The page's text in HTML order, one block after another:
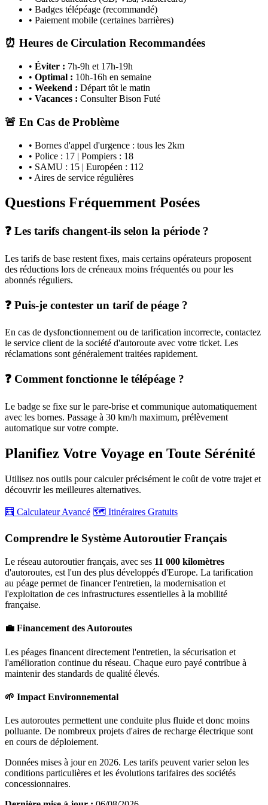
• Badges télépéage (recommandé)
• Paiement mobile (certaines barrières)
⏰ Heures de Circulation Recommandées
• Éviter : 7h-9h et 17h-19h
• Optimal : 10h-16h en semaine
• Weekend : Départ tôt le matin
• Vacances : Consulter Bison Futé
🚨 En Cas de Problème
• Bornes d'appel d'urgence : tous les 2km
• Police : 17 | Pompiers : 18
• SAMU : 15 | Européen : 112
• Aires de service régulières
Questions Fréquemment Posées
❓ Les tarifs changent-ils selon la période ?
Les tarifs de base restent fixes, mais certains opérateurs proposent
des réductions lors de créneaux moins fréquentés ou pour les
abonnés réguliers.
❓ Puis-je contester un tarif de péage ?
En cas de dysfonctionnement ou de tarification incorrecte, contactez
le service client de la société d'autoroute avec votre ticket. Les
réclamations sont généralement traitées rapidement.
❓ Comment fonctionne le télépéage ?
Le badge se fixe sur le pare-brise et communique automatiquement
avec les bornes. Passage à 30 km/h maximum, prélèvement
automatique sur votre compte.
Planifiez Votre Voyage en Toute Sérénité
Utilisez nos outils pour calculer précisément le coût de votre trajet et
découvrir les meilleures alternatives.
🧮 Calculateur Avancé 🗺️ Itinéraires Gratuits
Comprendre le Système Autoroutier Français
Le réseau autoroutier français, avec ses 11 000 kilomètres
d'autoroutes, est l'un des plus développés d'Europe. La tarification
au péage permet de financer l'entretien, la modernisation et
l'exploitation de ces infrastructures essentielles à la mobilité
française.
💼 Financement des Autoroutes
Les péages financent directement l'entretien, la sécurisation et
l'amélioration continue du réseau. Chaque euro payé contribue à
maintenir des standards de qualité élevés.
🌱 Impact Environnemental
Les autoroutes permettent une conduite plus fluide et donc moins
polluante. De nombreux projets d'aires de recharge électrique sont
en cours de déploiement.
Données mises à jour en 2026. Les tarifs peuvent varier selon les
conditions particulières et les évolutions tarifaires des sociétés
concessionnaires.